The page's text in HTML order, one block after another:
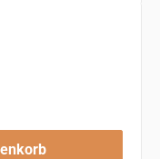
Schaltflächen um die